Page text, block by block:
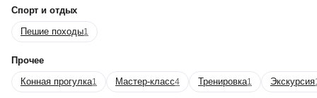
Спорт и отдых
Пешие походы1
Прочее
Конная прогулка1 Мастер-класс4 Тренировка1 Экскурсия